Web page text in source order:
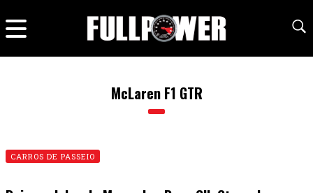
McLaren F1 GTR
CARROS DE PASSEIO